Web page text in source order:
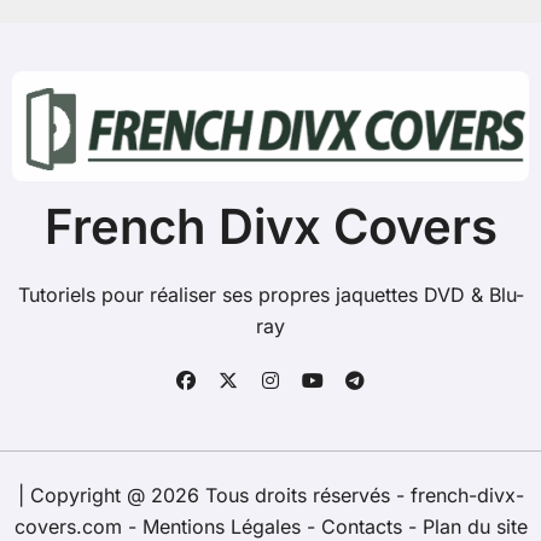
French Divx Covers
Tutoriels pour réaliser ses propres jaquettes DVD & Blu-
ray
Copyright @ 2026 Tous droits réservés - french-divx-
covers.com - Mentions Légales - Contacts- Plan du site